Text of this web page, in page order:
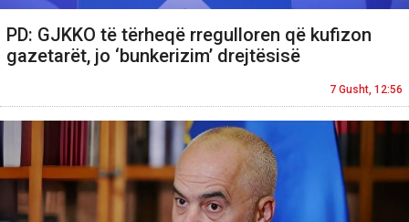
PD: GJKKO të tërheqë rregulloren që kufizon
gazetarët, jo ‘bunkerizim’ drejtësisë
7 Gusht, 12:56